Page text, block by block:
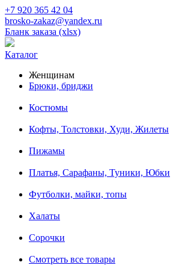
+7 920 365 42 04
brosko-zakaz@yandex.ru
Бланк заказа (xlsx)
Каталог
Женщинам
Брюки, бриджи
Костюмы
Кофты, Толстовки, Худи, Жилеты
Пижамы
Платья, Сарафаны, Туники, Юбки
Футболки, майки, топы
Халаты
Сорочки
Смотреть все товары